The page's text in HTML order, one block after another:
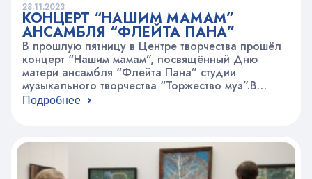
28.11.2023
КОНЦЕРТ “НАШИМ МАМАМ”
АНСАМБЛЯ “ФЛЕЙТА ПАНА”
В прошлую пятницу в Центре творчества прошёл
концерт “Нашим мамам”, посвящённый Дню
матери ансамбля “Флейта Пана” студии
музыкального творчества “Торжество муз”.В
концерте были представлены много интересных
оригинальный подход к подаче В прошлую
пятницу в нашем Центре творчества прошёл
концерт «Нашим мамам», посвящённый Дню
Подробнее